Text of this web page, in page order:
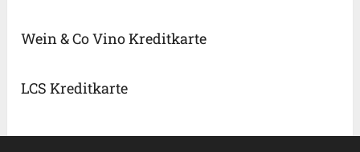
Wein & Co Vino Kreditkarte
LCS Kreditkarte